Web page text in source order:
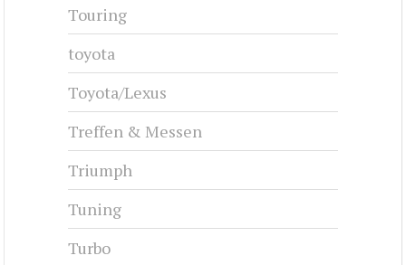
Touring
toyota
Toyota/Lexus
Treffen & Messen
Triumph
Tuning
Turbo